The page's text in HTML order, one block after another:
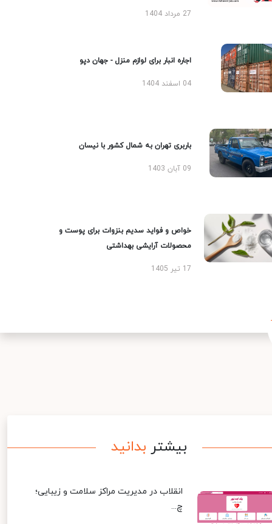
27 مرداد 1404
اجاره انبار برای لوازم منزل - جهان دپو
04 اسفند 1404
باربری تهران به شمال کشور با نیسان
09 آبان 1403
خواص و فواید سدیم بنزوات برای پوست و
محصولات آرایشی بهداشتی
17 تیر 1405
بیشتر بدانید
انقلاب در مدیریت مراکز سلامت و زیبایی؛
چ...